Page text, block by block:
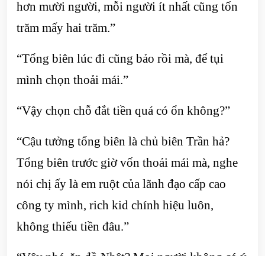
hơn mười người, mỗi người ít nhất cũng tốn
trăm mấy hai trăm.”
“Tổng biên lúc đi cũng bảo rồi mà, để tụi
mình chọn thoải mái.”
“Vậy chọn chỗ đắt tiền quá có ổn không?”
“Cậu tưởng tổng biên là chủ biên Trần hả?
Tổng biên trước giờ vốn thoải mái mà, nghe
nói chị ấy là em ruột của lãnh đạo cấp cao
công ty mình, rich kid chính hiệu luôn,
không thiếu tiền đâu.”